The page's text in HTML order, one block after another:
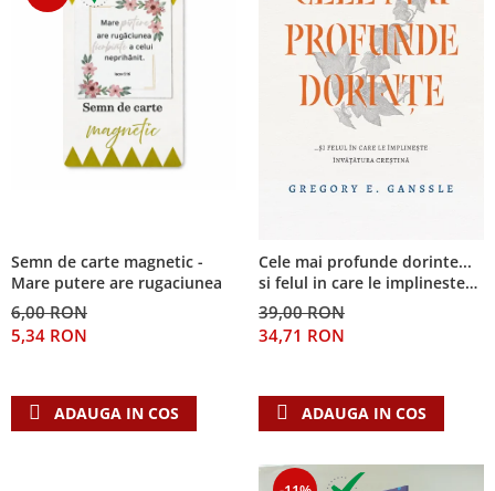
Semn de carte magnetic -
Mare putere are rugaciunea
6,00 RON
5,34 RON
ADAUGA IN COS
Cele mai profunde dorinte...
si felul in care le implineste
invatatura crestina
39,00 RON
34,71 RON
ADAUGA IN COS